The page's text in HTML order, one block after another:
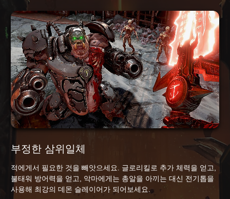
부정한 삼위일체
적에게서 필요한 것을 빼앗으세요. 글로리킬로 추가 체력을 얻고,
불태워 방어력을 얻고, 악마에게는 총알을 아끼는 대신 전기톱을
사용해 최강의 데몬 슬레이어가 되어보세요.